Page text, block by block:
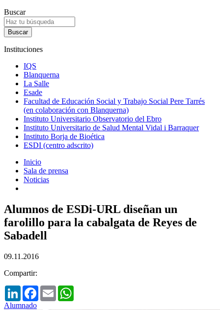
Buscar
Instituciones
IQS
Blanquerna
La Salle
Esade
Facultad de Educación Social y Trabajo Social Pere Tarrés
(en colaboración con Blanquerna)
Instituto Universitario Observatorio del Ebro
Instituto Universitario de Salud Mental Vidal i Barraquer
Instituto Borja de Bioética
ESDI (centro adscrito)
Inicio
Sala de prensa
Noticias
Alumnos de ESDi-URL diseñan un
farolillo para la cabalgata de Reyes de
Sabadell
09.11.2016
Compartir:
LinkedInFacebook
Email
Alumnado